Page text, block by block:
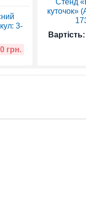
3-
грн.
Стенд
куточок»
Вартість: